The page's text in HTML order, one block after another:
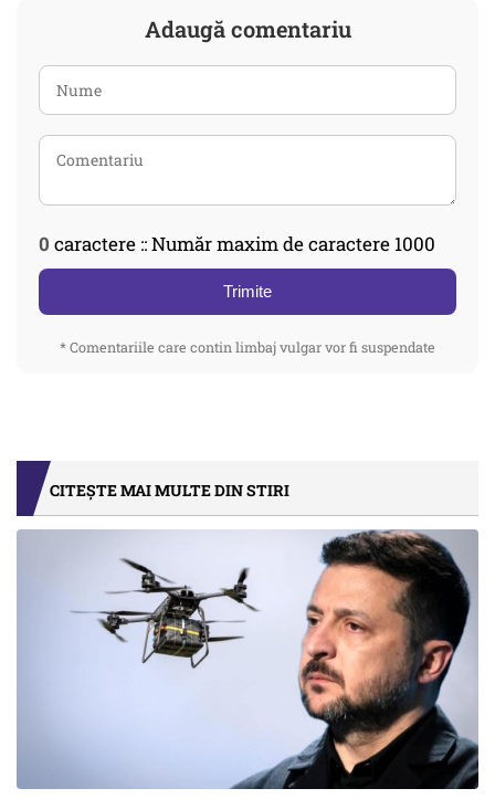
Adaugă comentariu
0 caractere :: Număr maxim de caractere 1000
Trimite
* Comentariile care contin limbaj vulgar vor fi suspendate
CITEȘTE MAI MULTE DIN STIRI